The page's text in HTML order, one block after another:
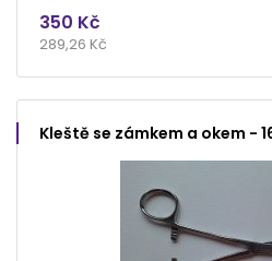
350 Kč
289,26 Kč
Kleště se zámkem a okem -